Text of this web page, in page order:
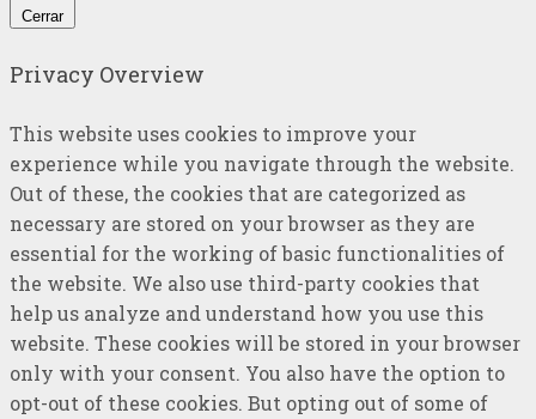
Cerrar
Privacy Overview
This website uses cookies to improve your
experience while you navigate through the website.
Out of these, the cookies that are categorized as
necessary are stored on your browser as they are
essential for the working of basic functionalities of
the website. We also use third-party cookies that
help us analyze and understand how you use this
website. These cookies will be stored in your browser
only with your consent. You also have the option to
opt-out of these cookies. But opting out of some of